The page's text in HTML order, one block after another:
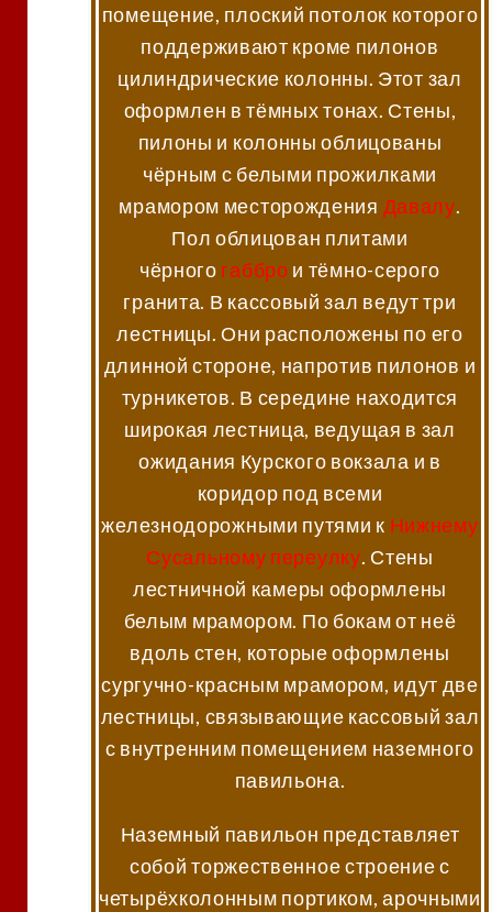
помещение, плоский потолок которого
поддерживают кроме пилонов
цилиндрические колонны. Этот зал
оформлен в тёмных тонах. Стены,
пилоны и колонны облицованы
чёрным с белыми прожилками
мрамором месторождения Давалу.
Пол облицован плитами
чёрного габбро и тёмно-серого
гранита. В кассовый зал ведут три
лестницы. Они расположены по его
длинной стороне, напротив пилонов и
турникетов. В середине находится
широкая лестница, ведущая в зал
ожидания Курского вокзала и в
коридор под всеми
железнодорожными путями к Нижнему
Сусальному переулку. Стены
лестничной камеры оформлены
белым мрамором. По бокам от неё
вдоль стен, которые оформлены
сургучно-красным мрамором, идут две
лестницы, связывающие кассовый зал
с внутренним помещением наземного
павильона.
Наземный павильон представляет
собой торжественное строение с
четырёхколонным портиком, арочными